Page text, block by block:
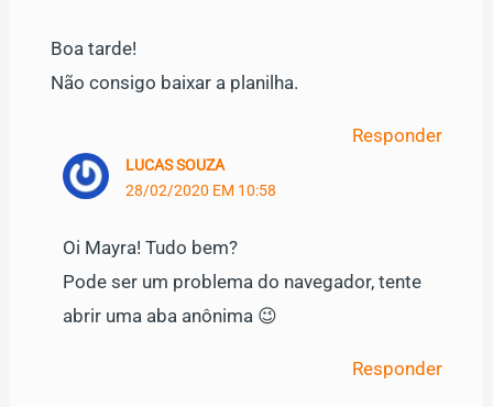
Boa tarde!
Não consigo baixar a planilha.
Responder
LUCAS SOUZA
28/02/2020 EM 10:58
Oi Mayra! Tudo bem?
Pode ser um problema do navegador, tente
abrir uma aba anônima 😉
Responder